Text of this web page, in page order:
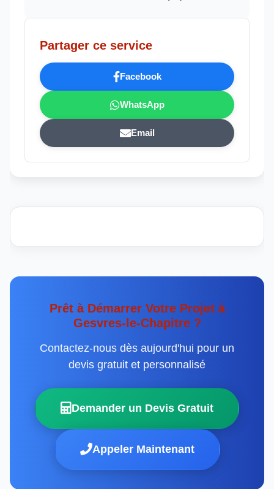
Partager ce service
Facebook
WhatsApp
Email
Prêt à Démarrer Votre Projet à
Gesvres-le-Chapitre ?
Contactez-nous dès aujourd'hui pour un
devis gratuit et personnalisé
Demander un Devis Gratuit
Appeler Maintenant